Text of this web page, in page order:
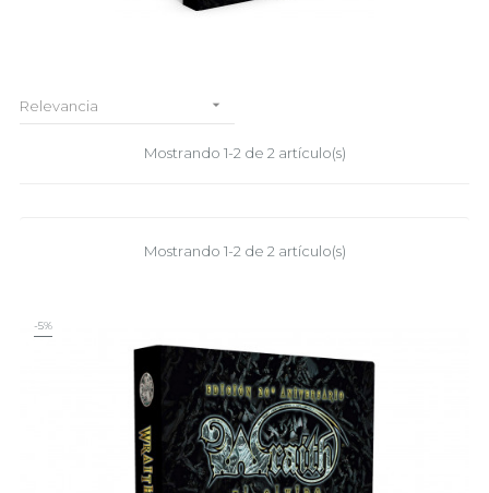
Relevancia 
Mostrando 1-2 de 2 artículo(s)
Mostrando 1-2 de 2 artículo(s)
-5%